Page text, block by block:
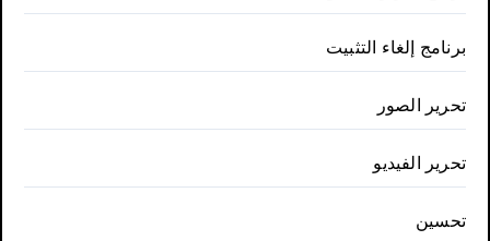
برنامج إلغاء التثبيت
تحرير الصور
تحرير الفيديو
تحسين